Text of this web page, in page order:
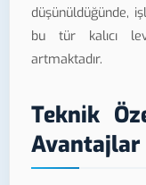
düşünüldüğünde,
bu tür kalıcı
artmaktadır.
Teknik
Avantajlar